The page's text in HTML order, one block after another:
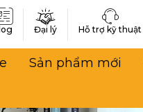
Đại lý Hỗ trợ kỹ thuật
Sản phẩm mới